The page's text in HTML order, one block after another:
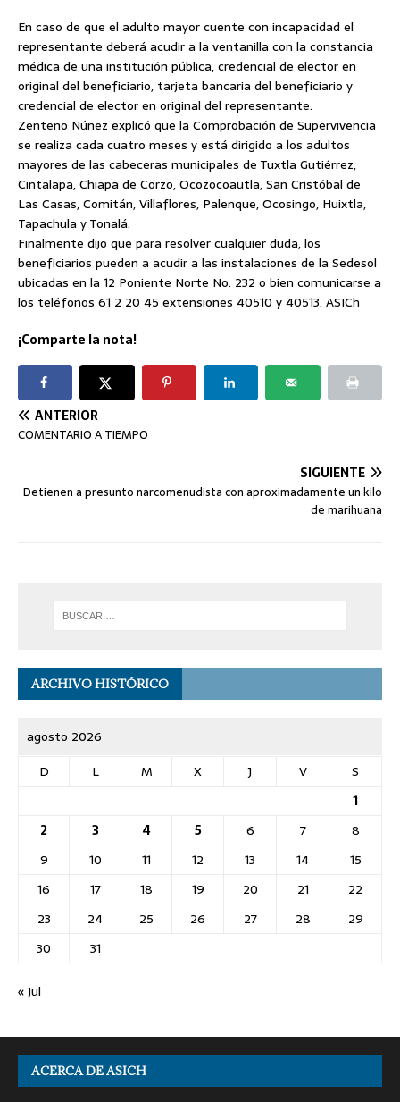
En caso de que el adulto mayor cuente con incapacidad el
representante deberá acudir a la ventanilla con la constancia
médica de una institución pública, credencial de elector en
original del beneficiario, tarjeta bancaria del beneficiario y
credencial de elector en original del representante.
Zenteno Núñez explicó que la Comprobación de Supervivencia
se realiza cada cuatro meses y está dirigido a los adultos
mayores de las cabeceras municipales de Tuxtla Gutiérrez,
Cintalapa, Chiapa de Corzo, Ocozocoautla, San Cristóbal de
Las Casas, Comitán, Villaflores, Palenque, Ocosingo, Huixtla,
Tapachula y Tonalá.
Finalmente dijo que para resolver cualquier duda, los
beneficiarios pueden a acudir a las instalaciones de la Sedesol
ubicadas en la 12 Poniente Norte No. 232 o bien comunicarse a
los teléfonos 61 2 20 45 extensiones 40510 y 40513. ASICh
¡Comparte la nota!
ANTERIOR
COMENTARIO A TIEMPO
SIGUIENTE
Detienen a presunto narcomenudista con aproximadamente un kilo
de marihuana
ARCHIVO HISTÓRICO
agosto 2026
D
L M X J V
S
1
2
3 4 5 6 7
8
9
10 11 12 13 14
15
16
17 18 19 20 21
22
23
24 25 26 27 28
29
30
31
« Jul
ACERCA DE ASICH